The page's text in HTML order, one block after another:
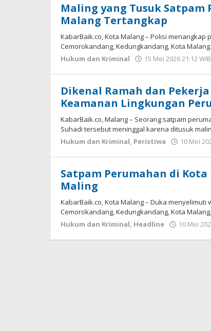
Maling yang Tusuk Satpam
Malang Tertangkap
KabarBaik.co, Kota Malang – Polisi
Cemorokandang, Kedungkandang, Kota
Hukum dan Kriminal
15 Mei 2026 21:12 WIB
Dikenal Ramah dan
Keamanan Lingkungan
KabarBaik.co, Malang – Seorang satpam
Suhadi tersebut meninggal karena ditusuk
Hukum dan Kriminal, Peristiwa 10 Mei
Satpam Perumahan di
Maling
KabarBaik.co, Kota Malang – Duka menyelimuti
Cemorokandang, Kedungkandang, Kota
Hukum dan Kriminal, Headline 10 Mei